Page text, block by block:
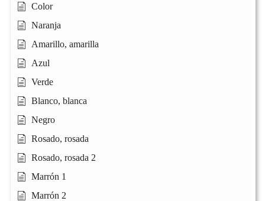
Color
Naranja
Amarillo, amarilla
Azul
Verde
Blanco, blanca
Negro
Rosado, rosada
Rosado, rosada 2
Marrón 1
Marrón 2